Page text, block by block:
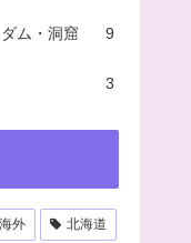
ム・洞窟 9
3
海外 北海道